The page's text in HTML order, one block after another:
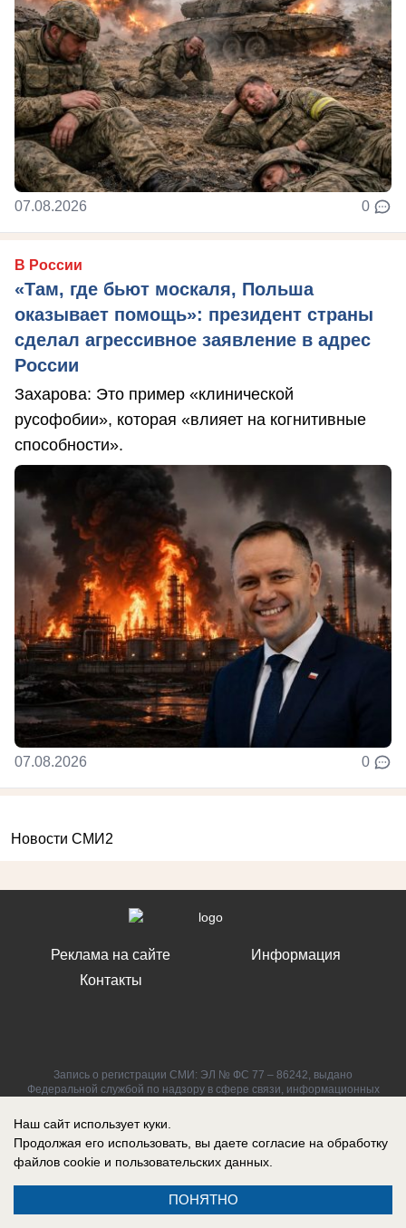
07.08.2026 0
В России
«Там, где бьют москаля, Польша
оказывает помощь»: президент страны
сделал агрессивное заявление в адрес
России
Захарова: Это пример «клинической
русофобии», которая «влияет на когнитивные
способности».
07.08.2026 0
Новости СМИ2
Реклама на сайте
Контакты
Информация
Запись о регистрации СМИ: ЭЛ № ФС 77 – 86242, выдано
Федеральной службой по надзору в сфере связи, информационных
Наш сайт использует куки.
Продолжая его использовать, вы даете согласие на обработку
файлов cookie и пользовательских данных.
ПОНЯТНО